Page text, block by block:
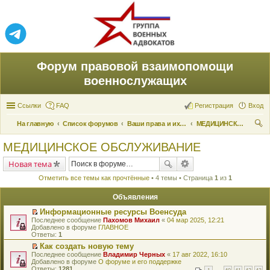
Форум правовой взаимопомощи
военнослужащих
Ссылки FAQ Вход
Регистрация
На главную Список форумов Ваши права и их реализация
МЕДИЦИНСКОЕ ОБСЛУЖИВАНИЕ
МЕДИЦИНСКОЕ ОБСЛУЖИВАНИЕ
Новая тема
Отметить все темы как прочтённые• 4 темы • Страница 1 из 1
Объявления
П
е
р
е
й
т
и
Информационные ресурсы Военсуда
Последнее сообщение Пахомов Михаил « 04 мар 2025, 12:21
Добавлено в форуме ГЛАВНОЕ
Ответы: 1
П
е
р
Как создать новую тему
Последнее сообщение Владимир Черных « 17 авг 2022, 16:10
Добавлено в форуме О форуме и его поддержке